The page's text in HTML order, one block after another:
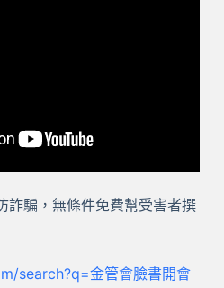
詐騙，無條件免費幫受害者撰
search?q=金管會臉書開會